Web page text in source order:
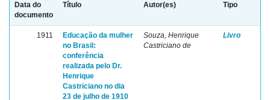
Data do
documento
Título Autor(es) Tipo
1911
Educação da mulher
no Brasil:
conferência
realizada pelo Dr.
Henrique
Castriciano no dia
23 de julho de 1910
Souza, Henrique
Castriciano de
Livro